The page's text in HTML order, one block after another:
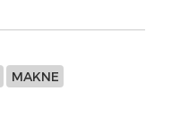
MAKNE